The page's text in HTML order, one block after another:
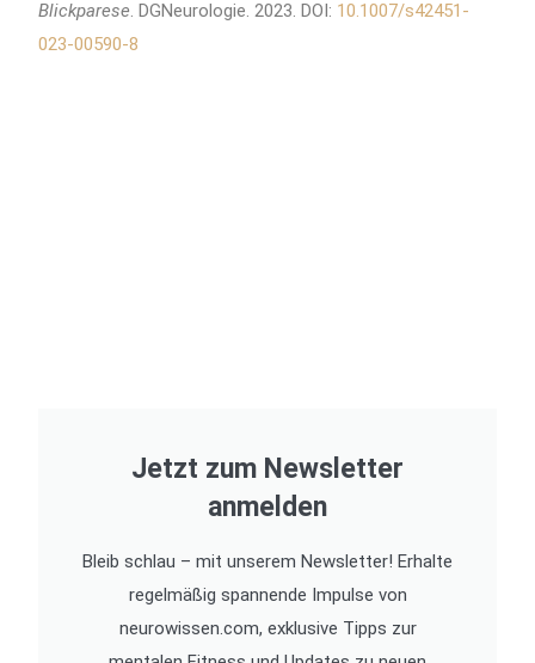
Blickparese. DGNeurologie. 2023. DOI: 10.1007/s42451-
023-00590-8
Jetzt zum Newsletter
anmelden
Bleib schlau – mit unserem Newsletter! Erhalte
regelmäßig spannende Impulse von
neurowissen.com, exklusive Tipps zur